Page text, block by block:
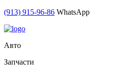
(913) 915-96-86 WhatsApp
Авто
Запчасти